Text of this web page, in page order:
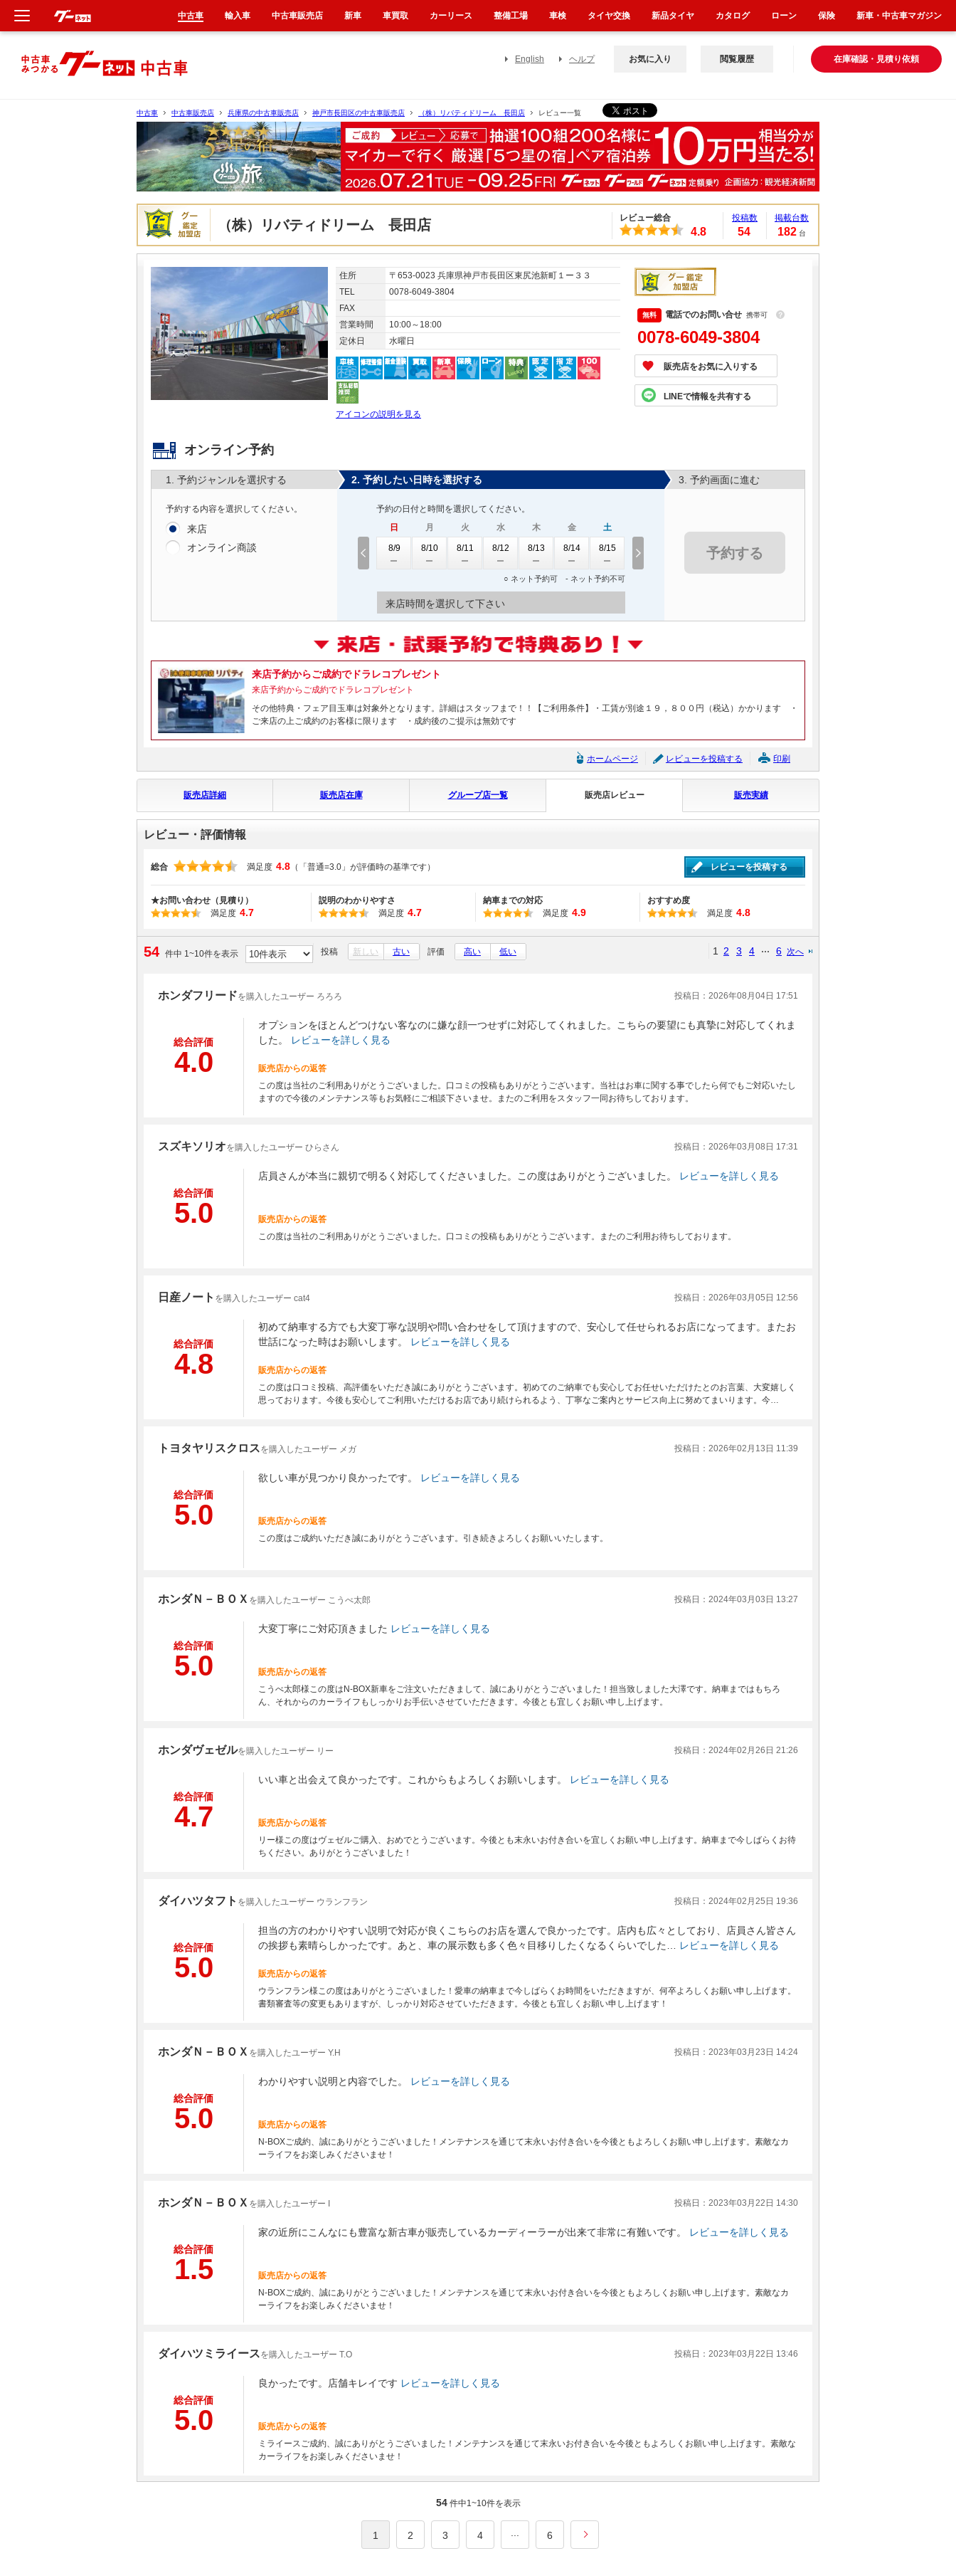
English ヘルプ 在庫確認・見積り依頼
お気に入り 閲覧履歴
中古車 中古車販売店 兵庫県の中古車販売店 神戸市長田区の中古車販売店 （株）リバティドリーム 長田店 レビュー一覧
（株）リバティドリーム 長田店 レビュー総合
4.8
投稿数
54
掲載台数
182 台
住所
〒653-0023 兵庫県神戸市長田区東尻池新町１ー３３
TEL
0078-6049-3804
FAX
営業時間
10:00～18:00
定休日
水曜日
アイコンの説明を見る
電話でのお問い合せ 携帯可 ？
0078-6049-3804
販売店をお気に入りする
LINEで情報を共有する
オンライン予約
1. 予約ジャンルを選択する
予約する内容を選択してください。
来店
オンライン商談
2. 予約したい日時を選択する
予約の日付と時間を選択してください。
日
8/9
月
8/10
火
8/11
水
8/12
木
8/13
金
8/14
土
8/15
○ ネット予約可 - ネット予約不可
来店時間を選択して下さい
3. 予約画面に進む
予約する
来店予約からご成約でドラレコプレゼント
来店予約からご成約でドラレコプレゼント
その他特典・フェア目玉車は対象外となります。詳細はスタッフまで！！【ご利用条件】・工賃が別途１９，８００円（税込）かかります ・
ご来店の上ご成約のお客様に限ります ・成約後のご提示は無効です
ホームページ レビューを投稿する 印刷
販売店詳細 販売店在庫 グループ店一覧 販売店レビュー 販売実績
レビュー・評価情報
総合 満足度 4.8 （「普通=3.0」が評価時の基準です） レビューを投稿する
★お問い合わせ（見積り）
満足度 4.7
説明のわかりやすさ
満足度 4.7
納車までの対応
満足度 4.9
おすすめ度
満足度 4.8
54 件中 1~10件を表示 投稿 新しい 古い 評価 高い 低い 1 2 3 4 6 次へ
ホンダフリードを購入したユーザー ろろろ 投稿日：2026年08月04日 17:51
総合評価
4.0
オプションをほとんどつけない客なのに嫌な顔一つせずに対応してくれました。こちらの要望にも真摯に対応してくれま
した。
レビューを詳しく見る
販売店からの返答
この度は当社のご利用ありがとうございました。口コミの投稿もありがとうございます。当社はお車に関する事でしたら何でもご対応いたし
ますので今後のメンテナンス等もお気軽にご相談下さいませ。またのご利用をスタッフ一同お待ちしております。
スズキソリオを購入したユーザー ひらさん 投稿日：2026年03月08日 17:31
総合評価
5.0
店員さんが本当に親切で明るく対応してくださいました。この度はありがとうございました。 レビューを詳しく見る
販売店からの返答
この度は当社のご利用ありがとうございました。口コミの投稿もありがとうございます。またのご利用お待ちしております。
日産ノート を購入したユーザー cat4 投稿日：2026年03月05日 12:56
総合評価
4.8
初めて納車する方でも大変丁寧な説明や問い合わせをして頂けますので、安心して任せられるお店になってます。またお
世話になった時はお願いします。
レビューを詳しく見る
販売店からの返答
この度は口コミ投稿、高評価をいただき誠にありがとうございます。初めてのご納車でも安心してお任せいただけたとのお言葉、大変嬉しく
思っております。今後も安心してご利用いただけるお店であり続けられるよう、丁寧なご案内とサービス向上に努めてまいります。今…
トヨタヤリスクロスを購入したユーザー メガ 投稿日：2026年02月13日 11:39
総合評価
5.0
欲しい車が見つかり良かったです。 レビューを詳しく見る
販売店からの返答
この度はご成約いただき誠にありがとうございます。引き続きよろしくお願いいたします。
ホンダＮ－ＢＯＸ を購入したユーザー こうべ太郎 投稿日：2024年03月03日 13:27
総合評価
5.0
大変丁寧にご対応頂きました レビューを詳しく見る
販売店からの返答
こうべ太郎様この度はN-BOX新車をご注文いただきまして、誠にありがとうございました！担当致しました大澤です。納車まではもちろ
ん、それからのカーライフもしっかりお手伝いさせていただきます。今後とも宜しくお願い申し上げます。
ホンダヴェゼルを購入したユーザー リー 投稿日：2024年02月26日 21:26
総合評価
4.7
いい車と出会えて良かったです。これからもよろしくお願いします。 レビューを詳しく見る
販売店からの返答
リー様この度はヴェゼルご購入、おめでとうございます。今後とも末永いお付き合いを宜しくお願い申し上げます。納車まで今しばらくお待
ちください。ありがとうございました！
ダイハツタフト を購入したユーザー ウランフラン 投稿日：2024年02月25日 19:36
総合評価
5.0
担当の方のわかりやすい説明で対応が良くこちらのお店を選んで良かったです。店内も広々としており、店員さん皆さん
の挨拶も素晴らしかったです。あと、車の展示数も多く色々目移りしたくなるくらいでした…
レビューを詳しく見る
販売店からの返答
ウランフラン様この度はありがとうございました！愛車の納車まで今しばらくお時間をいただきますが、何卒よろしくお願い申し上げます。
書類審査等の変更もありますが、しっかり対応させていただきます。今後とも宜しくお願い申し上げます！
ホンダＮ－ＢＯＸ を購入したユーザー Y.H 投稿日：2023年03月23日 14:24
総合評価
5.0
わかりやすい説明と内容でした。 レビューを詳しく見る
販売店からの返答
N-BOXご成約、誠にありがとうございました！メンテナンスを通じて末永いお付き合いを今後ともよろしくお願い申し上げます。素敵なカ
ーライフをお楽しみくださいませ！
ホンダＮ－ＢＯＸ を購入したユーザー I 投稿日：2023年03月22日 14:30
総合評価
1.5
家の近所にこんなにも豊富な新古車が販売しているカーディーラーが出来て非常に有難いです。 レビューを詳しく見る
販売店からの返答
N-BOXご成約、誠にありがとうございました！メンテナンスを通じて末永いお付き合いを今後ともよろしくお願い申し上げます。素敵なカ
ーライフをお楽しみくださいませ！
ダイハツミライースを購入したユーザー T.O 投稿日：2023年03月22日 13:46
総合評価
5.0
良かったです。店舗キレイです レビューを詳しく見る
販売店からの返答
ミライースご成約、誠にありがとうございました！メンテナンスを通じて末永いお付き合いを今後ともよろしくお願い申し上げます。素敵な
カーライフをお楽しみくださいませ！
54 件中1~10件を表示
1 2 3 4 6
中古車 輸入車 中古車販売店 新車 車買取 カーリース 整備工場 車検 タイヤ交換 新品タイヤ カタログ ローン 保険 新車・中古車マガジン
新車